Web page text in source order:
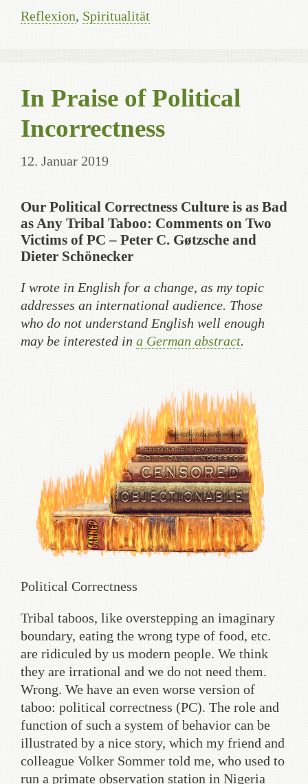
Reflexion, Spiritualität
In Praise of Political
Incorrectness
12. Januar 2019
Our Political Correctness Culture is as Bad
as Any Tribal Taboo: Comments on Two
Victims of PC – Peter C. Gøtzsche and
Dieter Schönecker
I wrote in English for a change, as my topic
addresses an international audience. Those
who do not understand English well enough
may be interested in a German abstract.
Political Correctness
Tribal taboos, like overstepping an imaginary
boundary, eating the wrong type of food, etc.
are ridiculed by us modern people. We think
they are irrational and we do not need them.
Wrong. We have an even worse version of
taboo: political correctness (PC). The role and
function of such a system of behavior can be
illustrated by a nice story, which my friend and
colleague Volker Sommer told me, who used to
run a primate observation station in Nigeria